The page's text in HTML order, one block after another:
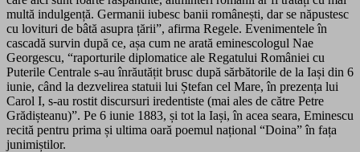
multă indulgență. Germanii iubesc banii românești, dar se năpustesc
cu lovituri de bâtă asupra țării”, afirma Regele. Evenimentele în
cascadă survin după ce, așa cum ne arată eminescologul Nae
Georgescu, “raporturile diplomatice ale Regatului României cu
Puterile Centrale s-au înrăutățit brusc după sărbătorile de la Iași din 6
iunie, când la dezvelirea statuii lui Ștefan cel Mare, în prezența lui
Carol I, s-au rostit discursuri iredentiste (mai ales de către Petre
Grădișteanu)”. Pe 6 iunie 1883, și tot la Iași, în acea seara, Eminescu
recită pentru prima și ultima oară poemul național “Doina” în fața
junimiștilor.